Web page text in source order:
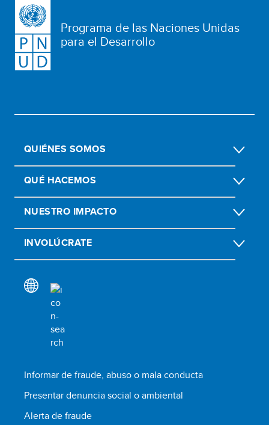
Programa de las Naciones Unidas
para el Desarrollo
QUIÉNES SOMOS
QUÉ HACEMOS
NUESTRO IMPACTO
INVOLÚCRATE
Informar de fraude, abuso o mala conducta
Presentar denuncia social o ambiental
Alerta de fraude